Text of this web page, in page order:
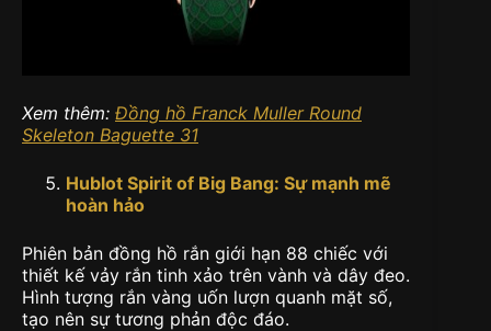
Xem thêm: Đồng hồ Franck Muller Round
Skeleton Baguette 31
Hublot Spirit of Big Bang: Sự mạnh mẽ
hoàn hảo
Phiên bản đồng hồ rắn giới hạn 88 chiếc với
thiết kế vảy rắn tinh xảo trên vành và dây đeo.
Hình tượng rắn vàng uốn lượn quanh mặt số,
tạo nên sự tương phản độc đáo.